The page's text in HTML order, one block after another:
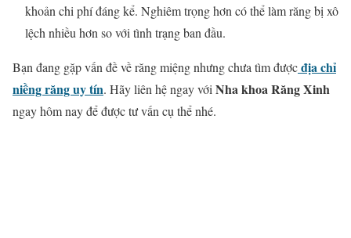
khoản chi phí đáng kể. Nghiêm trọng hơn có thể làm răng bị xô
lệch nhiều hơn so với tình trạng ban đầu.
Bạn đang gặp vấn đề về răng miệng nhưng chưa tìm đượcđịa chỉ
niềng răng uy tín. Hãy liên hệ ngay với Nha khoa Răng Xinh
ngay hôm nay để được tư vấn cụ thể nhé.